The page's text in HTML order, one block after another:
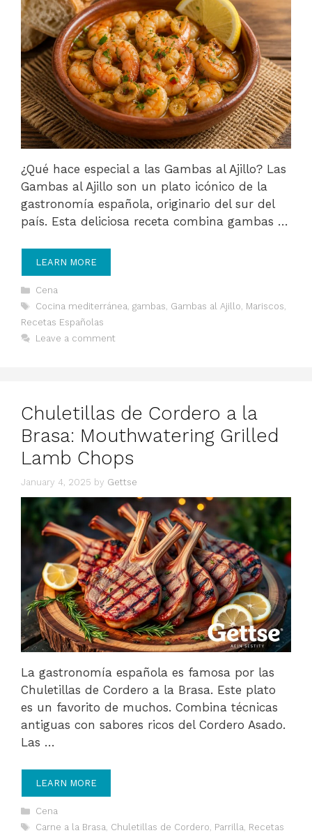
¿Qué hace especial a las Gambas al Ajillo? Las
Gambas al Ajillo son un plato icónico de la
gastronomía española, originario del sur del
país. Esta deliciosa receta combina gambas …
LEARN MORE
Categories
Cena
Tags
Cocina mediterránea, gambas, Gambas al Ajillo, Mariscos,
Recetas Españolas
Leave a comment
Chuletillas de Cordero a la
Brasa: Mouthwatering Grilled
Lamb Chops
January 4, 2025 by Gettse
La gastronomía española es famosa por las
Chuletillas de Cordero a la Brasa. Este plato
es un favorito de muchos. Combina técnicas
antiguas con sabores ricos del Cordero Asado.
Las …
LEARN MORE
Categories
Cena
Tags
Carne a la Brasa, Chuletillas de Cordero, Parrilla, Recetas